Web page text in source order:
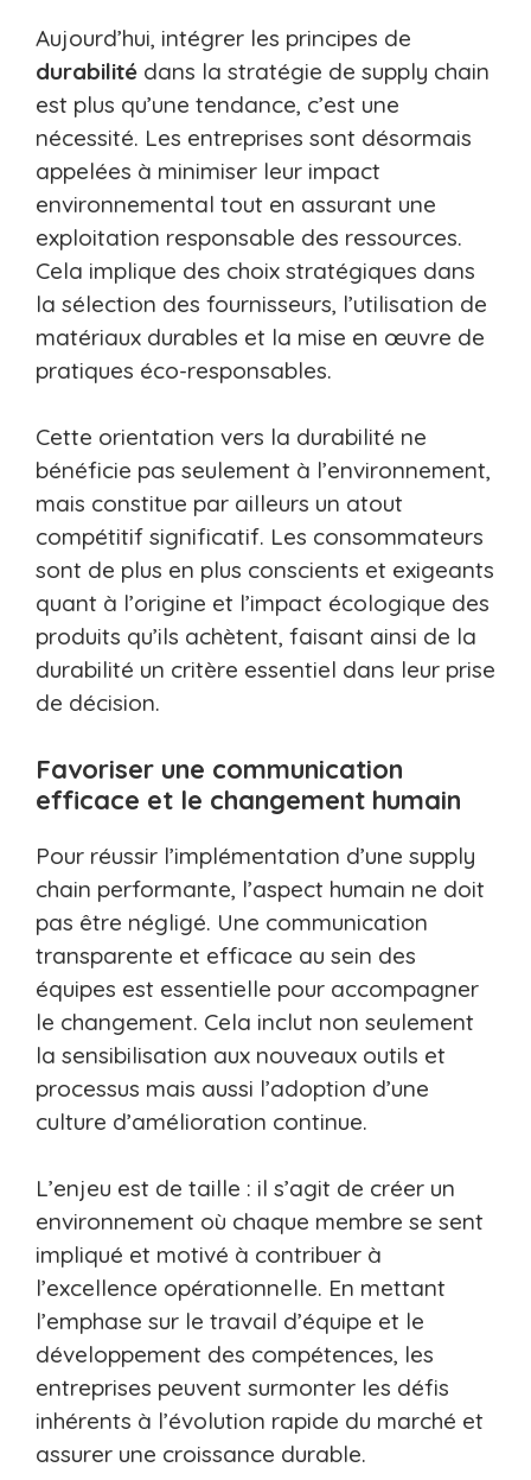
Aujourd’hui, intégrer les principes de
durabilité dans la stratégie de supply chain
est plus qu’une tendance, c’est une
nécessité. Les entreprises sont désormais
appelées à minimiser leur impact
environnemental tout en assurant une
exploitation responsable des ressources.
Cela implique des choix stratégiques dans
la sélection des fournisseurs, l’utilisation de
matériaux durables et la mise en œuvre de
pratiques éco-responsables.
Cette orientation vers la durabilité ne
bénéficie pas seulement à l’environnement,
mais constitue par ailleurs un atout
compétitif significatif. Les consommateurs
sont de plus en plus conscients et exigeants
quant à l’origine et l’impact écologique des
produits qu’ils achètent, faisant ainsi de la
durabilité un critère essentiel dans leur prise
de décision.
Favoriser une communication
efficace et le changement humain
Pour réussir l’implémentation d’une supply
chain performante, l’aspect humain ne doit
pas être négligé. Une communication
transparente et efficace au sein des
équipes est essentielle pour accompagner
le changement. Cela inclut non seulement
la sensibilisation aux nouveaux outils et
processus mais aussi l’adoption d’une
culture d’amélioration continue.
L’enjeu est de taille : il s’agit de créer un
environnement où chaque membre se sent
impliqué et motivé à contribuer à
l’excellence opérationnelle. En mettant
l’emphase sur le travail d’équipe et le
développement des compétences, les
entreprises peuvent surmonter les défis
inhérents à l’évolution rapide du marché et
assurer une croissance durable.